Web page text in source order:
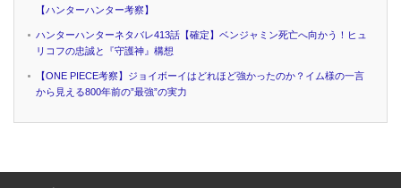
【ハンターハンター考察】
ハンターハンターネタバレ413話【確定】ベンジャミン死亡へ向かう！ヒュ
リコフの忠誠と『守護神』構想
【ONE PIECE考察】ジョイボーイはどれほど強かったのか？イム様の一言
から見える800年前の”最強”の実力